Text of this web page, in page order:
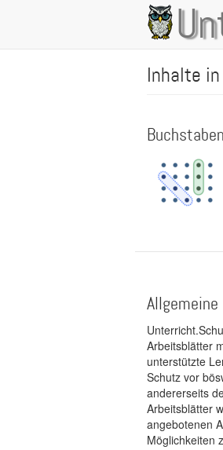
Main
navigation
Inhalte
Arbeitsblätter
unterstützte
Schutz vor
andererseits
Arbeitsblätter
angebotenen
Möglichkeiten